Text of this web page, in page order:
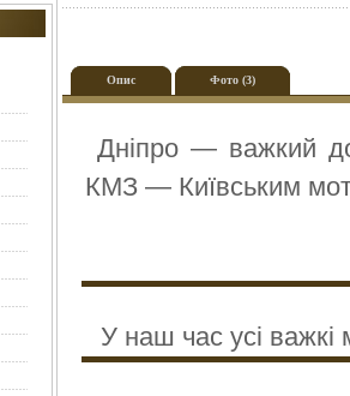
Опис Фото (3)
Дніпро — важкий
КМЗ — Київським
У наш час усі